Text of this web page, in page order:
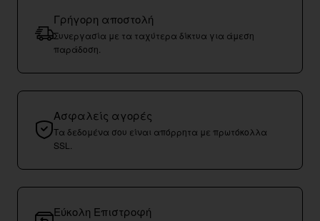
Γρήγορη αποστολή
Συνεργασία με τα ταχύτερα δίκτυα για άμεση
παράδοση.
Ασφαλείς αγορές
Τα δεδομένα σου είναι απόρρητα με πρωτόκολλα
SSL.
Εύκολη Επιστροφή